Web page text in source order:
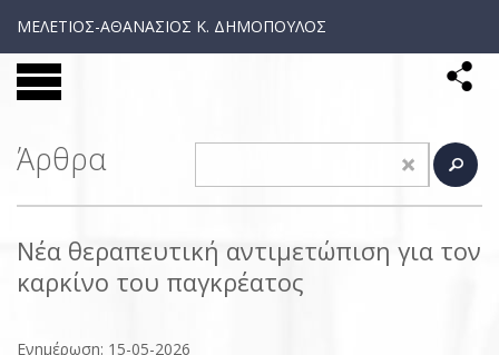
ΜΕΛΕΤΙΟΣ-ΑΘΑΝΑΣΙΟΣ Κ. ΔΗΜΟΠΟΥΛΟΣ
Άρθρα
Νέα θεραπευτική αντιμετώπιση για τον
καρκίνο του παγκρέατος
Ενημέρωση: 15-05-2026